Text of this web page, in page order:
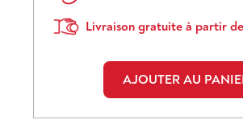
Livraison gratuite à partir
AJOUTER AU